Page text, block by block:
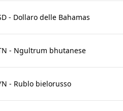
- Dollaro delle Bahamas
- Ngultrum bhutanese
- Rublo bielorusso